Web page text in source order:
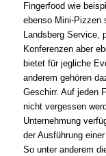
Fingerfood wie
ebenso Mini-Pizzen
Landsberg Service,
Konferenzen aber
bietet für jegliche
anderem gehören
Geschirr. Auf jeden
nicht vergessen
Unternehmung
der Ausführung
So unter anderem